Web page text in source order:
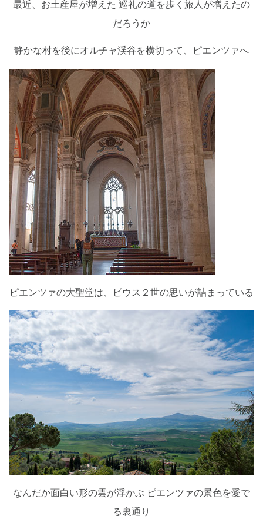
最近、お土産屋が増えた 巡礼の道を歩く旅人が増えたの
だろうか
静かな村を後にオルチャ渓谷を横切って、ピエンツァへ
ピエンツァの大聖堂は、ピウス２世の思いが詰まっている
なんだか面白い形の雲が浮かぶ ピエンツァの景色を愛で
る裏通り